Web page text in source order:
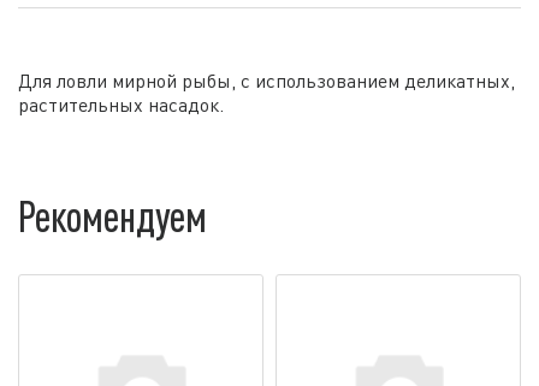
Для ловли мирной рыбы, с использованием деликатных,
растительных насадок.
Рекомендуем